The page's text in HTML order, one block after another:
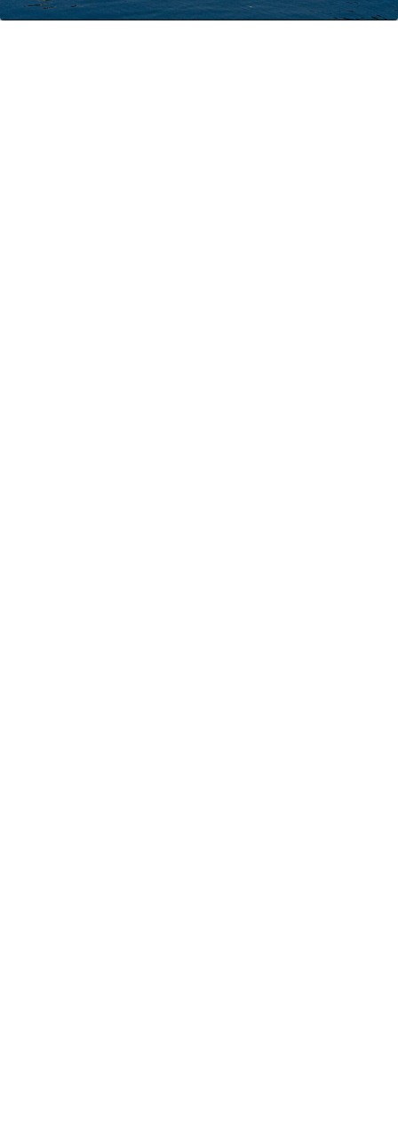
ГРИЖА